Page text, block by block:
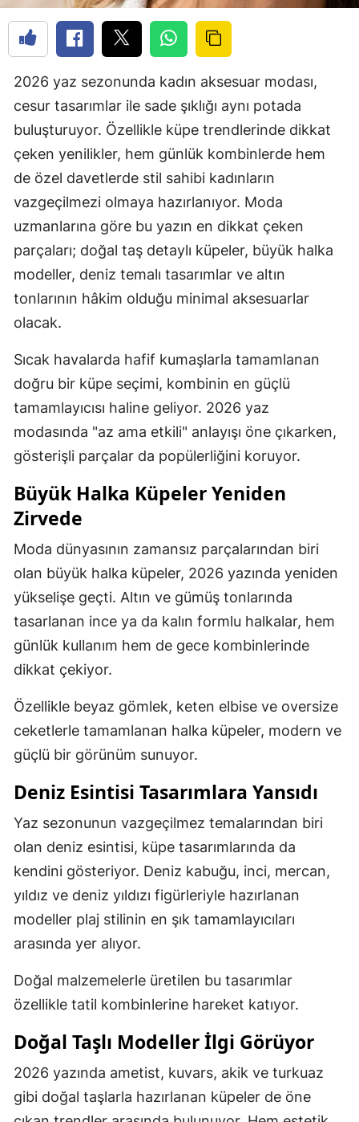
2026 yaz sezonunda kadın aksesuar modası,
cesur tasarımlar ile sade şıklığı aynı potada
buluşturuyor. Özellikle küpe trendlerinde dikkat
çeken yenilikler, hem günlük kombinlerde hem
de özel davetlerde stil sahibi kadınların
vazgeçilmezi olmaya hazırlanıyor. Moda
uzmanlarına göre bu yazın en dikkat çeken
parçaları; doğal taş detaylı küpeler, büyük halka
modeller, deniz temalı tasarımlar ve altın
tonlarının hâkim olduğu minimal aksesuarlar
olacak.
Sıcak havalarda hafif kumaşlarla tamamlanan
doğru bir küpe seçimi, kombinin en güçlü
tamamlayıcısı haline geliyor. 2026 yaz
modasında "az ama etkili" anlayışı öne çıkarken,
gösterişli parçalar da popülerliğini koruyor.
Büyük Halka Küpeler Yeniden
Zirvede
Moda dünyasının zamansız parçalarından biri
olan büyük halka küpeler, 2026 yazında yeniden
yükselişe geçti. Altın ve gümüş tonlarında
tasarlanan ince ya da kalın formlu halkalar, hem
günlük kullanım hem de gece kombinlerinde
dikkat çekiyor.
Özellikle beyaz gömlek, keten elbise ve oversize
ceketlerle tamamlanan halka küpeler, modern ve
güçlü bir görünüm sunuyor.
Deniz Esintisi Tasarımlara Yansıdı
Yaz sezonunun vazgeçilmez temalarından biri
olan deniz esintisi, küpe tasarımlarında da
kendini gösteriyor. Deniz kabuğu, inci, mercan,
yıldız ve deniz yıldızı figürleriyle hazırlanan
modeller plaj stilinin en şık tamamlayıcıları
arasında yer alıyor.
Doğal malzemelerle üretilen bu tasarımlar
özellikle tatil kombinlerine hareket katıyor.
Doğal Taşlı Modeller İlgi Görüyor
2026 yazında ametist, kuvars, akik ve turkuaz
gibi doğal taşlarla hazırlanan küpeler de öne